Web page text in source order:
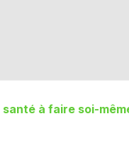
à faire soi-